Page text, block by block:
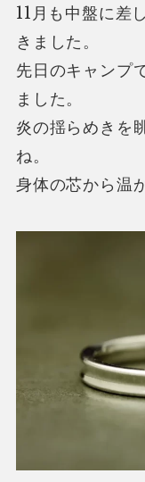
11月も中盤に差
きました。
先日のキャンプ
ました。
炎の揺らめきを
ね。
身体の芯から温